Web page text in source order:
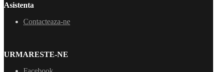
Asistenta
Contacteaza-ne
URMARESTE-NE